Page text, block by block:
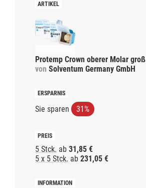
Protemp Crown oberer Molar groß
von Solventum Germany GmbH
Sie sparen 31%
5 Stck. ab 31,85 €
5 x 5 Stck. ab 231,05 €